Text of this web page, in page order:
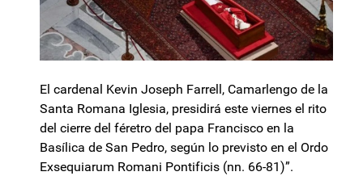
El cardenal Kevin Joseph Farrell, Camarlengo de la
Santa Romana Iglesia, presidirá este viernes el rito
del cierre del féretro del papa Francisco en la
Basílica de San Pedro, según lo previsto en el Ordo
Exsequiarum Romani Pontificis (nn. 66-81)”.